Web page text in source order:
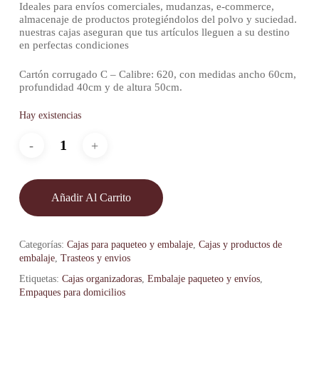
Ideales para envíos comerciales, mudanzas, e-commerce,
almacenaje de productos protegiéndolos del polvo y suciedad.
nuestras cajas aseguran que tus artículos lleguen a su destino
en perfectas condiciones
Cartón corrugado C – Calibre: 620, con medidas ancho 60cm,
profundidad 40cm y de altura 50cm.
Hay existencias
Añadir Al Carrito
Categorías: Cajas para paqueteo y embalaje, Cajas y productos de
embalaje, Trasteos y envios
Etiquetas: Cajas organizadoras, Embalaje paqueteo y envíos,
Empaques para domicilios